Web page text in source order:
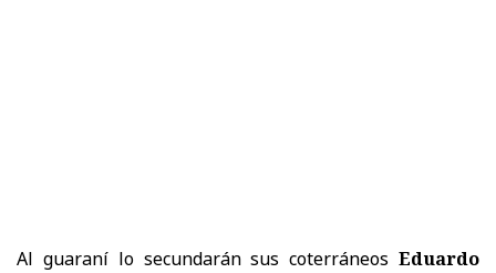
Al guaraní lo secundarán sus coterráneos Eduardo